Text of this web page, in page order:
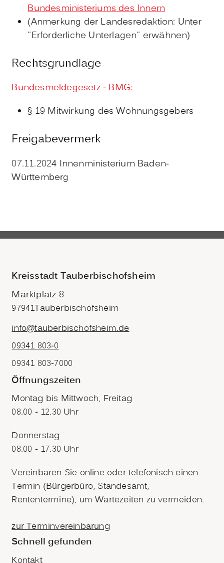
Bundesministeriums des Innern
(Anmerkung der Landesredaktion: Unter
"Erforderliche Unterlagen" erwähnen)
Rechtsgrundlage
Bundesmeldegesetz - BMG:
§ 19 Mitwirkung des Wohnungsgebers
Freigabevermerk
07.11.2024 Innenministerium Baden-
Württemberg
Kreisstadt Tauberbischofsheim
Marktplatz 8
97941Tauberbischofsheim
info@tauberbischofsheim.de
09341 803-0
09341 803-7000
Öffnungszeiten
Montag bis Mittwoch, Freitag
08.00 - 12.30 Uhr
Donnerstag
08.00 - 17.30 Uhr
Vereinbaren Sie online oder telefonisch einen
Termin (Bürgerbüro, Standesamt,
Rententermine), um Wartezeiten zu vermeiden.
zur Terminvereinbarung
Schnell gefunden
Kontakt